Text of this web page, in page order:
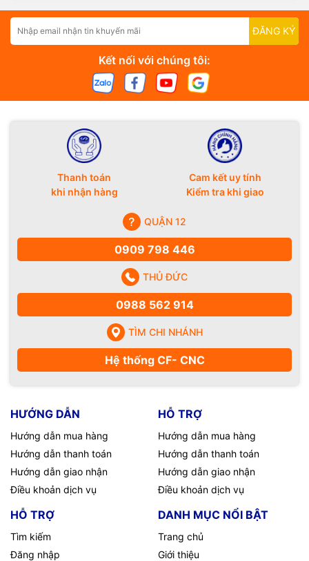
ĐĂNG KÝ
Kết nối với chúng tôi:
Thanh toán
khi nhận hàng
Cam kết uy tính
Kiểm tra khi giao
QUẬN 12
0909 798 446
THỦ ĐỨC
0988 562 914
TÌM CHI NHÁNH
Hệ thống CF- CNC
HƯỚNG DẪN
Hướng dẫn mua hàng
Hướng dẫn thanh toán
Hướng dẫn giao nhận
Điều khoản dịch vụ
HỖ TRỢ
Hướng dẫn mua hàng
Hướng dẫn thanh toán
Hướng dẫn giao nhận
Điều khoản dịch vụ
HỖ TRỢ
Tìm kiếm
Đăng nhập
DANH MỤC NỔI BẬT
Trang chủ
Giới thiệu